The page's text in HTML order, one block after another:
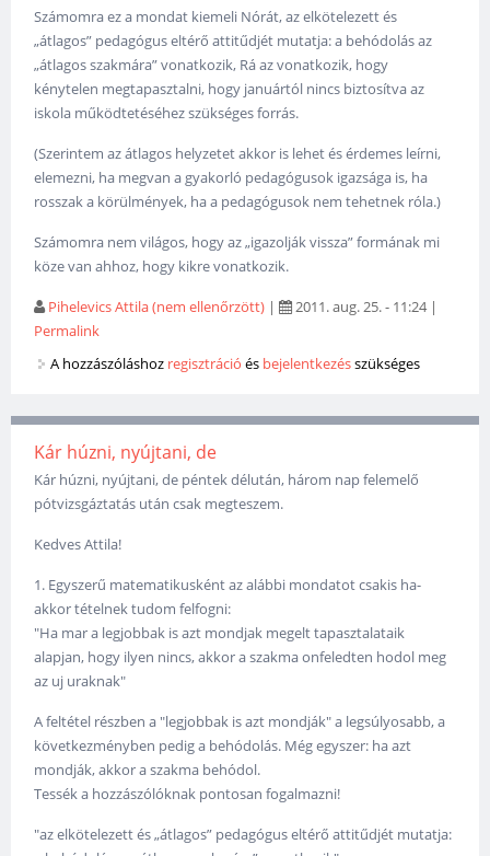
Számomra ez a mondat kiemeli Nórát, az elkötelezett és
„átlagos” pedagógus eltérő attitűdjét mutatja: a behódolás az
„átlagos szakmára” vonatkozik, Rá az vonatkozik, hogy
kénytelen megtapasztalni, hogy januártól nincs biztosítva az
iskola működtetéséhez szükséges forrás.
(Szerintem az átlagos helyzetet akkor is lehet és érdemes leírni,
elemezni, ha megvan a gyakorló pedagógusok igazsága is, ha
rosszak a körülmények, ha a pedagógusok nem tehetnek róla.)
Számomra nem világos, hogy az „igazolják vissza” formának mi
köze van ahhoz, hogy kikre vonatkozik.
Pihelevics Attila (nem ellenőrzött) | 2011. aug. 25. - 11:24|
Permalink
A hozzászóláshoz regisztráció és bejelentkezésszükséges
Kár húzni, nyújtani, de
Kár húzni, nyújtani, de péntek délután, három nap felemelő
pótvizsgáztatás után csak megteszem.
Kedves Attila!
1. Egyszerű matematikusként az alábbi mondatot csakis ha-
akkor tételnek tudom felfogni:
"Ha mar a legjobbak is azt mondjak megelt tapasztalataik
alapjan, hogy ilyen nincs, akkor a szakma onfeledten hodol meg
az uj uraknak"
A feltétel részben a "legjobbak is azt mondják" a legsúlyosabb, a
következményben pedig a behódolás. Még egyszer: ha azt
mondják, akkor a szakma behódol.
Tessék a hozzászólóknak pontosan fogalmazni!
"az elkötelezett és „átlagos” pedagógus eltérő attitűdjét mutatja: